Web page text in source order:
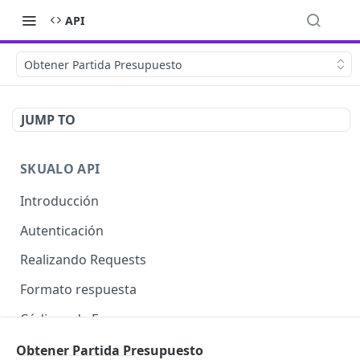
API
Obtener Partida Presupuesto
JUMP TO
SKUALO API
Introducción
Autenticación
Realizando Requests
Formato respuesta
Códigos de Errores
Límite de consultas
Obtener Partida Presupuesto